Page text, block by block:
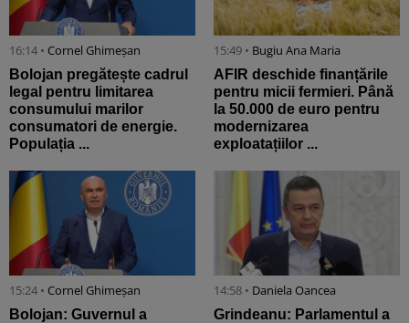
16:14 • Cornel Ghimeșan
Bolojan pregătește cadrul
legal pentru limitarea
consumului marilor
consumatori de energie.
Populația ...
15:49 • Bugiu ⁠Ana Maria
AFIR deschide finanțările
pentru micii fermieri. Până
la 50.000 de euro pentru
modernizarea
exploatațiilor ...
15:24 • Cornel Ghimeșan
Bolojan: Guvernul a
14:58 • Daniela Oancea
Grindeanu: Parlamentul a